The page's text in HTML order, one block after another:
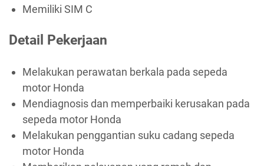
Memiliki SIM C
Detail Pekerjaan
Melakukan perawatan berkala pada sepeda
motor Honda
Mendiagnosis dan memperbaiki kerusakan pada
sepeda motor Honda
Melakukan penggantian suku cadang sepeda
motor Honda